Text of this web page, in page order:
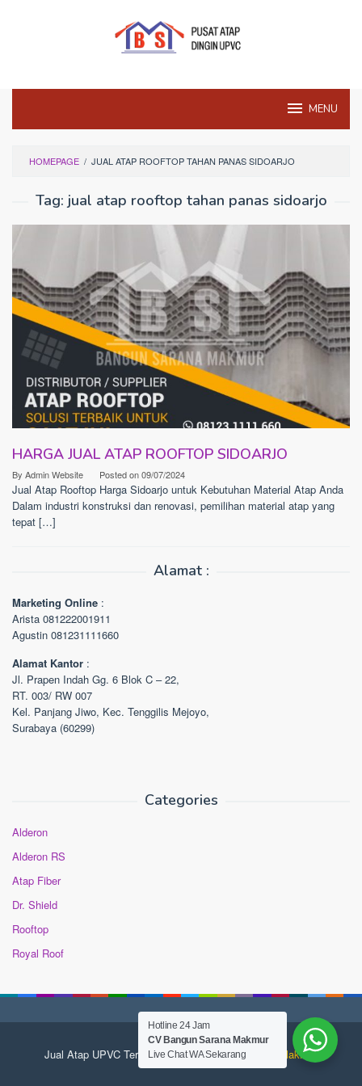
MENU
HOMEPAGE / JUAL ATAP ROOFTOP TAHAN PANAS SIDOARJO
Tag: jual atap rooftop tahan panas sidoarjo
HARGA JUAL ATAP ROOFTOP SIDOARJO
By Admin Website Posted on09/07/2024
Jual Atap Rooftop Harga Sidoarjo untuk Kebutuhan Material Atap Anda
Dalam industri konstruksi dan renovasi, pemilihan material atap yang
tepat […]
Alamat :
Marketing Online :
Arista 081222001911
Agustin 081231111660
Alamat Kantor :
Jl. Prapen Indah Gg. 6 Blok C – 22,
RT. 003/ RW 007
Kel. Panjang Jiwo, Kec. Tenggilis Mejoyo,
Surabaya (60299)
Categories
Alderon
Alderon RS
Atap Fiber
Dr. Shield
Rooftop
Royal Roof
Jual Atap UPVC Terdekat© 2025 Bangun Sarana Makmur
Hotline 24 Jam
CV Bangun Sarana Makmur
Live Chat WA Sekarang